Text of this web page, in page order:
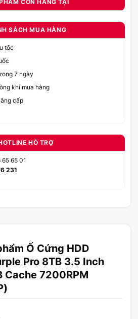
CÒN HÀNG TẠI
SÁCH MUA HÀNG
tốc
7 ngày
khi mua hàng
cấp
HỖ TRỢ
65 01
231
Ổ Cứng HDD
Pro 8TB 3.5 Inch
Cache 7200RPM